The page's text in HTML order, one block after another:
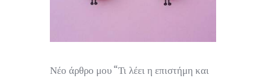
Νέο άρθρο μου “Τι λέει η επιστήμη και